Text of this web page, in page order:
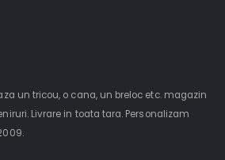
un tricou, o cana, un breloc etc. magazin
Livrare in toata tara. Personalizam